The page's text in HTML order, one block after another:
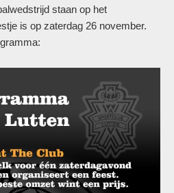
staan op het
is op zaterdag 26 november.